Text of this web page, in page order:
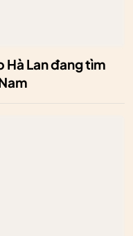
Lan đang tìm